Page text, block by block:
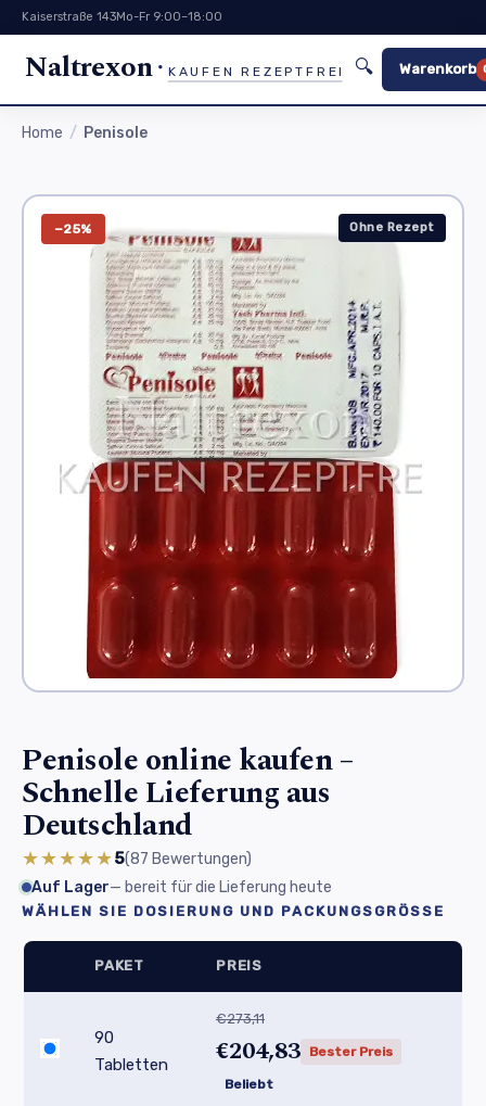
Kaiserstraße 143Mo-Fr 9:00–18:00
Naltrexon KAUFEN REZEPTFREI 🔍 Warenkorb
Home Penisole
−25% Ohne Rezept
Penisole online kaufen –
Schnelle Lieferung aus
Deutschland
★★★★★5(87 Bewertungen)
Auf Lager— bereit für die Lieferung heute
WÄHLEN SIE DOSIERUNG UND PACKUNGSGRÖSSE
PAKET PREIS
90
Tabletten
€273,11
€204,83 Bester Preis
Beliebt